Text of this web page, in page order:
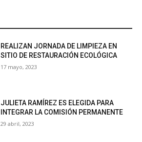
REALIZAN JORNADA DE LIMPIEZA EN
SITIO DE RESTAURACIÓN ECOLÓGICA
17 mayo, 2023
JULIETA RAMÍREZ ES ELEGIDA PARA
INTEGRAR LA COMISIÓN PERMANENTE
29 abril, 2023